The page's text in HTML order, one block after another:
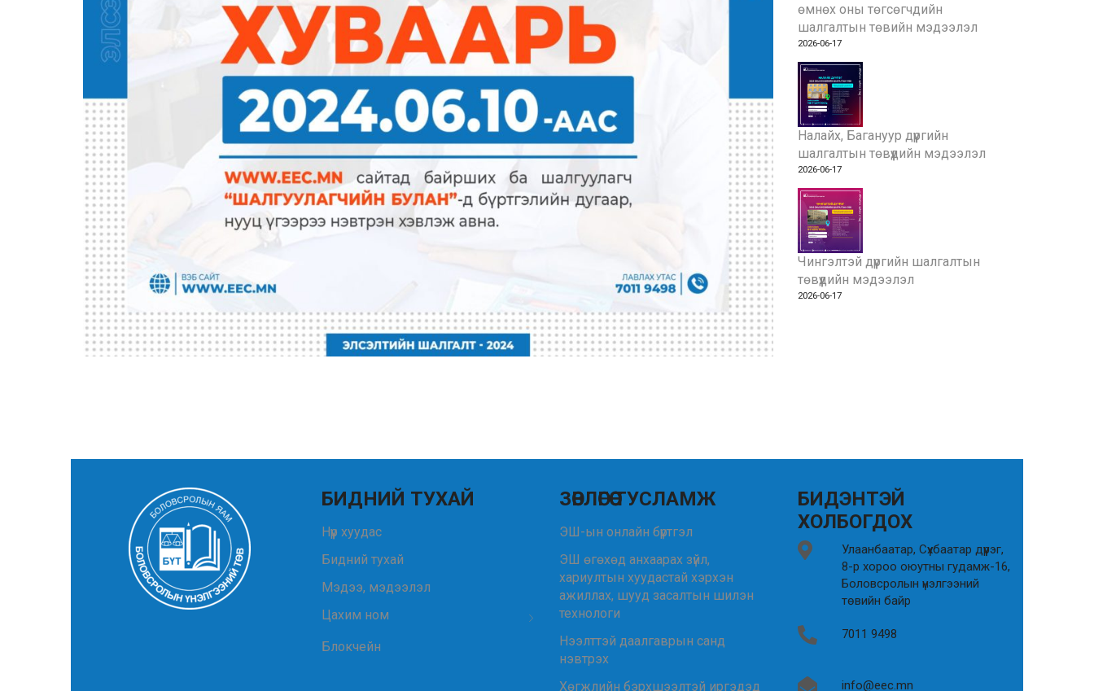
өмнөх оны төгсөгчдийн
шалгалтын төвийн мэдээлэл
2026-06-17
Налайх, Багануур дүүргийн
шалгалтын төвүүдийн мэдээлэл
2026-06-17
Чингэлтэй дүүргийн шалгалтын
төвүүдийн мэдээлэл
2026-06-17
БИДНИЙ ТУХАЙ
Нүүр хуудас
Бидний тухай
Мэдээ, мэдээлэл
Цахим ном
Блокчейн
ЗӨВЛӨГӨӨ ТУСЛАМЖ
ЭШ-ын онлайн бүртгэл
ЭШ өгөхөд анхаарах зүйл,
хариултын хуудастай хэрхэн
ажиллах, шууд засалтын шилэн
технологи
Нээлттэй даалгаврын санд
нэвтрэх
Хөгжлийн бэрхшээлтэй иргэдэд
БИДЭНТЭЙ
ХОЛБОГДОХ
Улаанбаатар, Сүхбаатар дүүрэг,
8-р хороо оюутны гудамж-16,
Боловсролын үнэлгээний
төвийн байр
7011 9498
info@eec.mn